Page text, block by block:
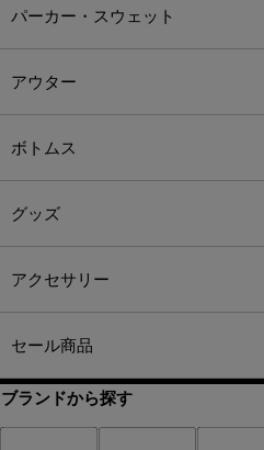
パーカー・スウェット
アウター
ボトムス
グッズ
アクセサリー
セール商品
ブランドから探す